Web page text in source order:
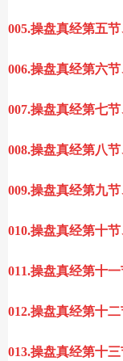
005.操盘真经第五
006.操盘真经第六
007.操盘真经第七
008.操盘真经第八
009.操盘真经第九
010.操盘真经第十
011.操盘真经第十
012.操盘真经第十
013.操盘真经第十